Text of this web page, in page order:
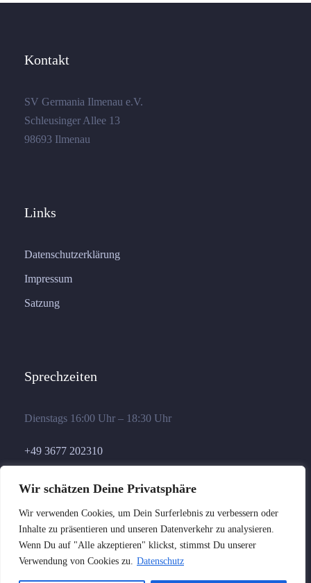
Wir schätzen Deine Privatsphäre
Wir verwenden Cookies, um Dein Surferlebnis zu verbessern oder
Inhalte zu präsentieren und unseren Datenverkehr zu analysieren.
Wenn Du auf "Alle akzeptieren" klickst, stimmst Du unserer
Verwendung von Cookies zu. Datenschutz
Kontakt
SV Germania Ilmenau e.V.
Schleusinger Allee 13
98693 Ilmenau
Links
Datenschutzerklärung
Impressum
Satzung
Sprechzeiten
Dienstags 16:00 Uhr – 18:30 Uhr
+49 3677 202310
geschaeftsstelle@germania-ilmenau.de